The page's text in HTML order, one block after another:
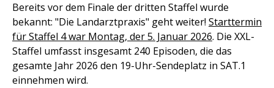
Bereits vor dem Finale der dritten Staffel wurde
bekannt: "Die Landarztpraxis" geht weiter! Starttermin
für Staffel 4 war Montag, der 5. Januar 2026. Die XXL-
Staffel umfasst insgesamt 240 Episoden, die das
gesamte Jahr 2026 den 19-Uhr-Sendeplatz in SAT.1
einnehmen wird.